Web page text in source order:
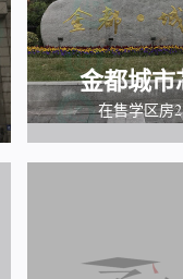
金都城市
在售学区房